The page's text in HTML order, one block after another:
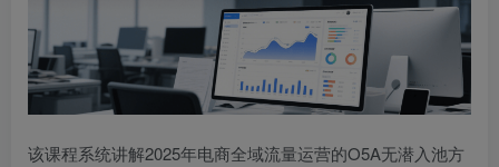
该课程系统讲解2025年电商全域流量运营的O5A无潜入池方